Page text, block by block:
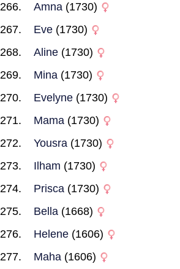
Amna (1730)
Eve (1730)
Aline (1730)
Mina (1730)
Evelyne (1730)
Mama (1730)
Yousra (1730)
Ilham (1730)
Prisca (1730)
Bella (1668)
Helene (1606)
Maha (1606)